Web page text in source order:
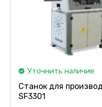
Уточнить наличие
Станок для
SF3301